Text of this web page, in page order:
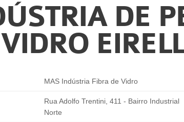
DE
MAS Indústria Fibra de Vidro
Rua Adolfo Trentini, 411 - Bairro Industrial
Norte